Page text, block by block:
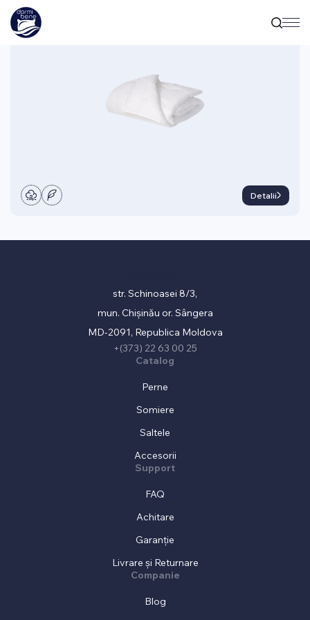
ACCESORII
Plapumă Pilota 200 gr
Detalii
str. Schinoasei 8/3,
mun. Chișinău or. Sângera
MD-2091, Republica Moldova
+(373) 22 63 00 25
Catalog
Perne
Somiere
Saltele
Accesorii
Support
FAQ
Achitare
Garanție
Livrare și Returnare
Companie
Blog